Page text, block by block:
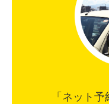
「ネット